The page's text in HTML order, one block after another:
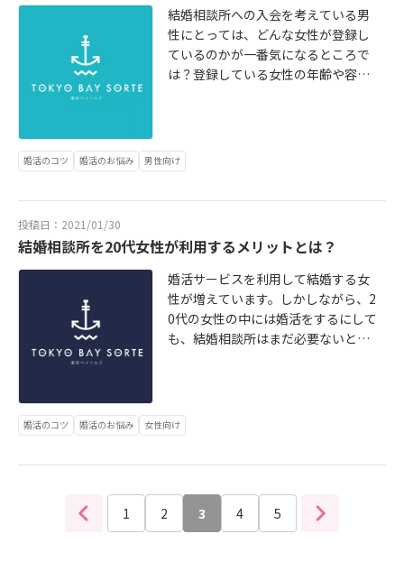
ricarrer/
結婚相談所への入会を考えている男
性にとっては、どんな女性が登録し
ているのかが一番気になるところで
は？登録している女性の年齢や容姿
ここではIBJ日本結婚相談所連盟に登
録している女性会員の特徴について
婚活のコツ 婚活のお悩み 男性向け
投稿日：2021/01/30
結婚相談所を20代女性が利用するメリットとは？
婚活サービスを利用して結婚する女
性が増えています。しかしながら、2
0代の女性の中には婚活をするにして
も、結婚相談所はまだ必要ないと考
解説します。詳細はこちらから http
s://tokyo-sorte.com/topics/konka
婚活のコツ 婚活のお悩み 女性向け
1 2 3 4 5